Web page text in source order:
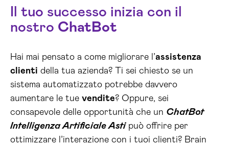
Il tuo successo inizia con il
nostro ChatBot
Hai mai pensato a come migliorare l’assistenza
clienti della tua azienda? Ti sei chiesto se un
sistema automatizzato potrebbe davvero
aumentare le tue vendite? Oppure, sei
consapevole delle opportunità che un ChatBot
Intelligenza Artificiale Astipuò offrire per
ottimizzare l’interazione con i tuoi clienti? Brain